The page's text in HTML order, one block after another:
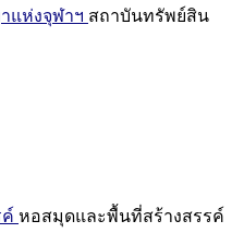
แห่งจุฬาฯ สถาบันทรัพย์สิน
หอสมุดและพื้นที่สร้างสรรค์